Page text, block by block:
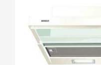
Ширина встраивания
Цвет